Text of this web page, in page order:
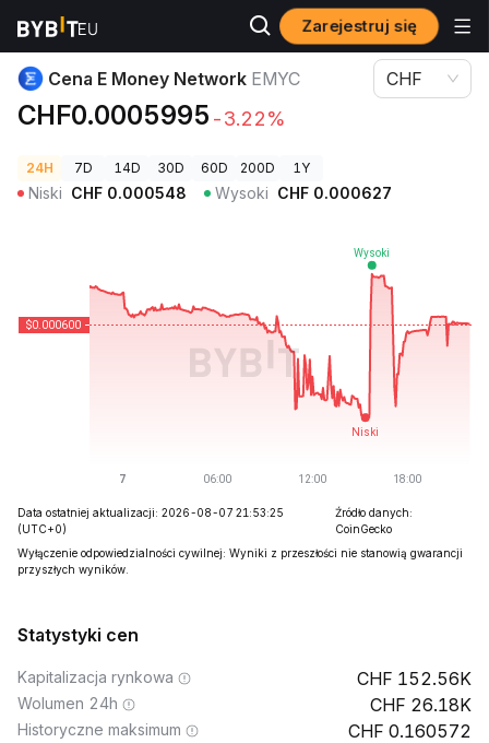
Zarejestruj się
Ceny kryptowalut Cena E Money Network EMYC
Cena E Money Network EMYC
CHF0.0005995 -3.22%
CHF
24H 7D 14D 30D 60D 200D 1Y
Niski CHF 0.000548 Wysoki CHF 0.000627
Data ostatniej aktualizacji: 2026-08-07 21:53:25
(UTC+0)
Źródło danych:
CoinGecko
Wyłączenie odpowiedzialności cywilnej: Wyniki z przeszłości nie stanowią gwarancji
przyszłych wyników.
Statystyki cen
Kapitalizacja rynkowa 152.56K
Wolumen 24h 26.18K
Historyczne maksimum 0.160572